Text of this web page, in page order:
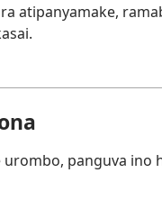
atipanyamake,
urombo, panguva ino